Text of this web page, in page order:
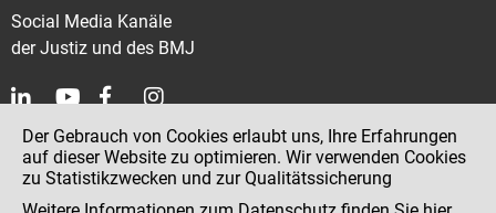
Social Media Kanäle
der Justiz und des BMJ
Kontakt
Impressum
Der Gebrauch von Cookies erlaubt uns, Ihre Erfahrungen
auf dieser Website zu optimieren. Wir verwenden Cookies
zu Statistikzwecken und zur Qualitätssicherung